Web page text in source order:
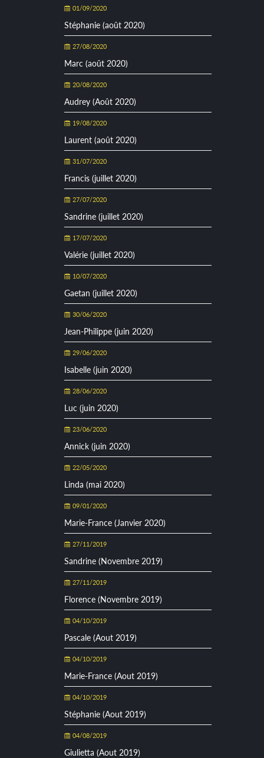
01/09/2020
Stéphanie (août 2020)
27/08/2020
Marc (août 2020)
20/08/2020
Audrey (Août 2020)
19/08/2020
Laurent (août 2020)
31/07/2020
Francis (juillet 2020)
27/07/2020
Sandrine (juillet 2020)
17/07/2020
Valérie (juillet 2020)
10/07/2020
Gaetan (juillet 2020)
30/06/2020
Jean-Philippe (juin 2020)
29/06/2020
Isabelle (juin 2020)
28/06/2020
Luc (juin 2020)
23/06/2020
Annick (juin 2020)
22/05/2020
Linda (mai 2020)
09/01/2020
Marie-France (Janvier 2020)
27/11/2019
Sandrine (Novembre 2019)
27/11/2019
Florence (Novembre 2019)
04/10/2019
Pascale (Aout 2019)
04/10/2019
Marie-France (Aout 2019)
04/10/2019
Stéphanie (Aout 2019)
04/08/2019
Giulietta (Aout 2019)